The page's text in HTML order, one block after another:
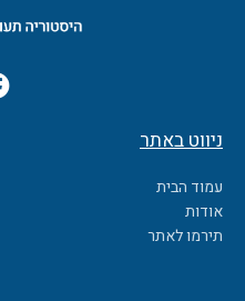
ניווט באתר
עמוד הבית
אודות
תירמו לאתר